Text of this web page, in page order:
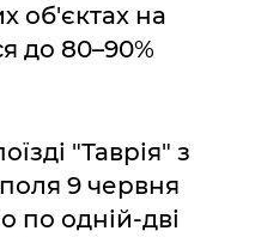
об'єктах на
до 80–90%
"Таврія" з
9 червня
по одній-дві